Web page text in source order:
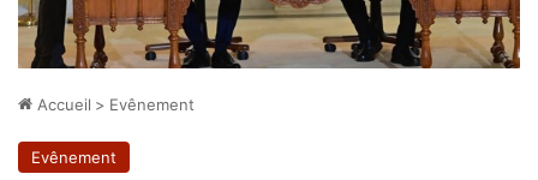
Accueil > Evênement
Evênement